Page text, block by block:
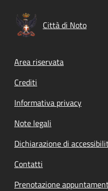
Città di Noto
Footer menu
Area riservata
Crediti
Informativa privacy
Note legali
Dichiarazione di
Contatti
Prenotazione